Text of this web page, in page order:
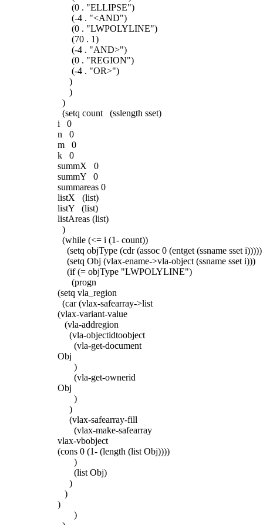
(0 . "ELLIPSE")
(-4 . "<AND")
(0 . "LWPOLYLINE")
(70 . 1)
(-4 . "AND>")
(0 . "REGION")
(-4 . "OR>")
)
)
)
(setq count (sslength sset)
i 0
n 0
m 0
k 0
summX 0
summY 0
summareas 0
listX (list)
listY (list)
listAreas (list)
)
(while (<= i (1- count))
(setq objType (cdr (assoc 0 (entget (ssname sset i)))))
(setq Obj (vlax-ename->vla-object (ssname sset i)))
(if (= objType "LWPOLYLINE")
(progn
(setq vla_region
(car (vlax-safearray->list
(vlax-variant-value
(vla-addregion
(vla-objectidtoobject
(vla-get-document
Obj
)
(vla-get-ownerid
Obj
)
)
(vlax-safearray-fill
(vlax-make-safearray
vlax-vbobject
(cons 0 (1- (length (list Obj))))
)
(list Obj)
)
)
)
)